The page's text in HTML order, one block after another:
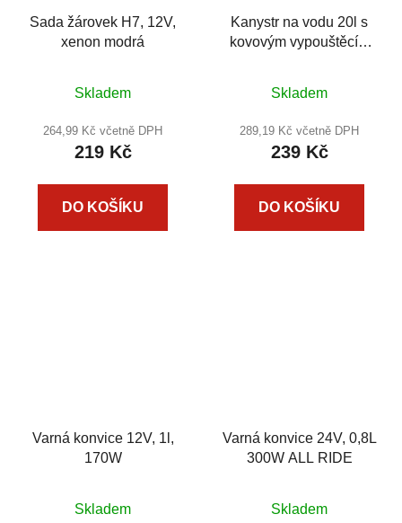
Sada žárovek H7, 12V,
xenon modrá
Skladem
264,99 Kč včetně DPH
219 Kč
DO KOŠÍKU
Kanystr na vodu 20l s
kovovým vypouštěcím
Skladem
289,19 Kč včetně DPH
239 Kč
DO KOŠÍKU
Varná konvice 12V, 1l,
170W
Skladem
Varná konvice 24V, 0,8L
300W ALL RIDE
Skladem